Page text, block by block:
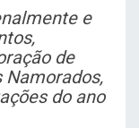
e
de
Namorados,
do ano